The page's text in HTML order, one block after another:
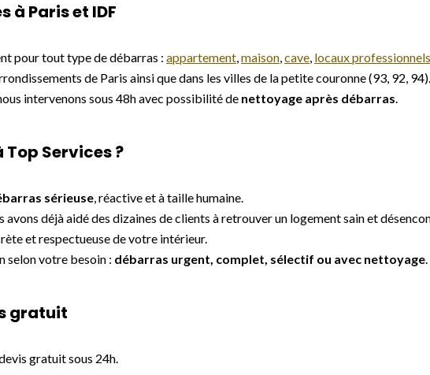
à Paris et IDF
pour tout type de débarras : appartement,maison,cave, locaux professionnels
de Paris ainsi que dans les villes de la petite couronne (93, 92, 94).
intervenons sous 48h avec possibilité de nettoyage après débarras.
Services ?
sérieuse, réactive et à taille humaine.
avons déjà aidé des dizaines de clients à retrouver un logement sain et
et respectueuse de votre intérieur.
selon votre besoin : débarras urgent, complet, sélectif ou avec nettoyage.
gratuit
gratuit sous 24h.